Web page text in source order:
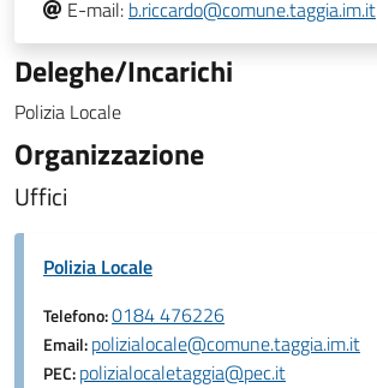
E-mail: b.riccardo@comune.taggia.im.it
Deleghe/Incarichi
Polizia Locale
Organizzazione
Uffici
Polizia Locale
Telefono:0184 476226
Email:polizialocale@comune.taggia.im.it
PEC:polizialocaletaggia@pec.it